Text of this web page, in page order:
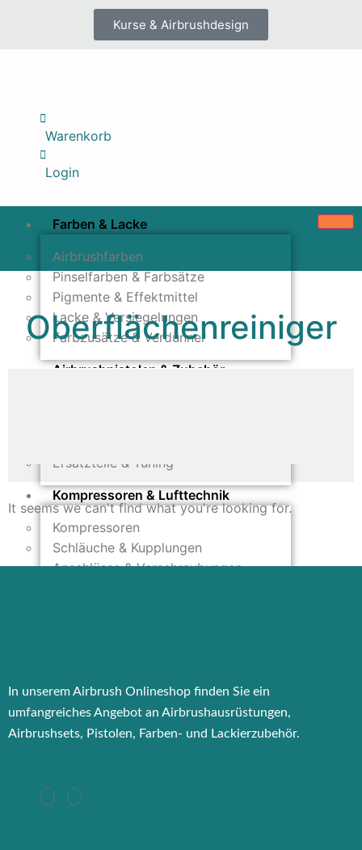
Kurse & Airbrushdesign
Warenkorb
Login
Farben & Lacke
Airbrushfarben
Pinselfarben & Farbsätze
Pigmente & Effektmittel
Lacke & Versiegelungen
Farbzusätze & Verdünner
Airbrushpistolen & Zubehör
Ersatzteile & Tuning
Kompressoren & Lufttechnik
Kompressoren
Schläuche & Kupplungen
Anschlüsse & Verschraubungen
Radierer & Schneidewerkzeuge
Plotter & Zubehör
Modellbau-Zubehör
Oberflächenvorbereitung &
Bearbeitung
Oberflächenreiniger
It seems we can't find what you're looking for.
In unserem Airbrush Onlineshop finden Sie ein
umfangreiches Angebot an Airbrushausrüstungen,
Airbrushsets, Pistolen, Farben- und Lackierzubehör.